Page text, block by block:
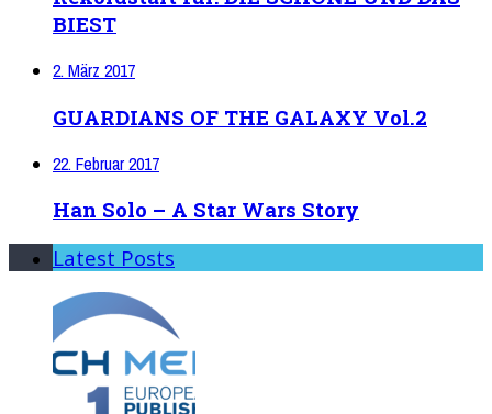
BIEST
2. März 2017
GUARDIANS OF THE GALAXY Vol.2
22. Februar 2017
Han Solo – A Star Wars Story
Latest Posts